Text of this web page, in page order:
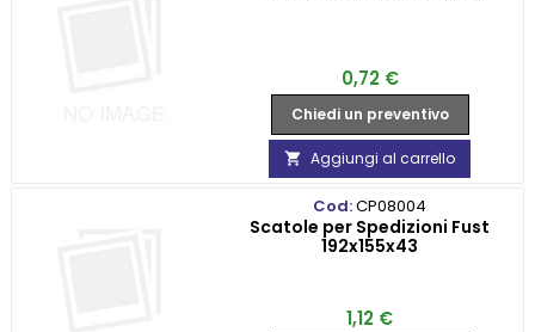
Prezzo
0,72 €
Chiedi un preventivo
 Aggiungi al carrello
Cod:CP08004
Scatole per Spedizioni Fust
192x155x43
Prezzo
1,12 €